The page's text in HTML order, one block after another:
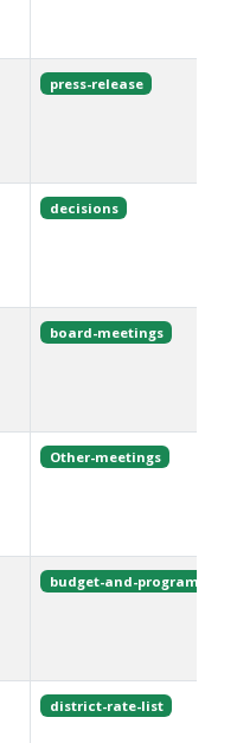
press-release
decisions
board-meetings
Other-meetings
budget-and-program
district-rate-list